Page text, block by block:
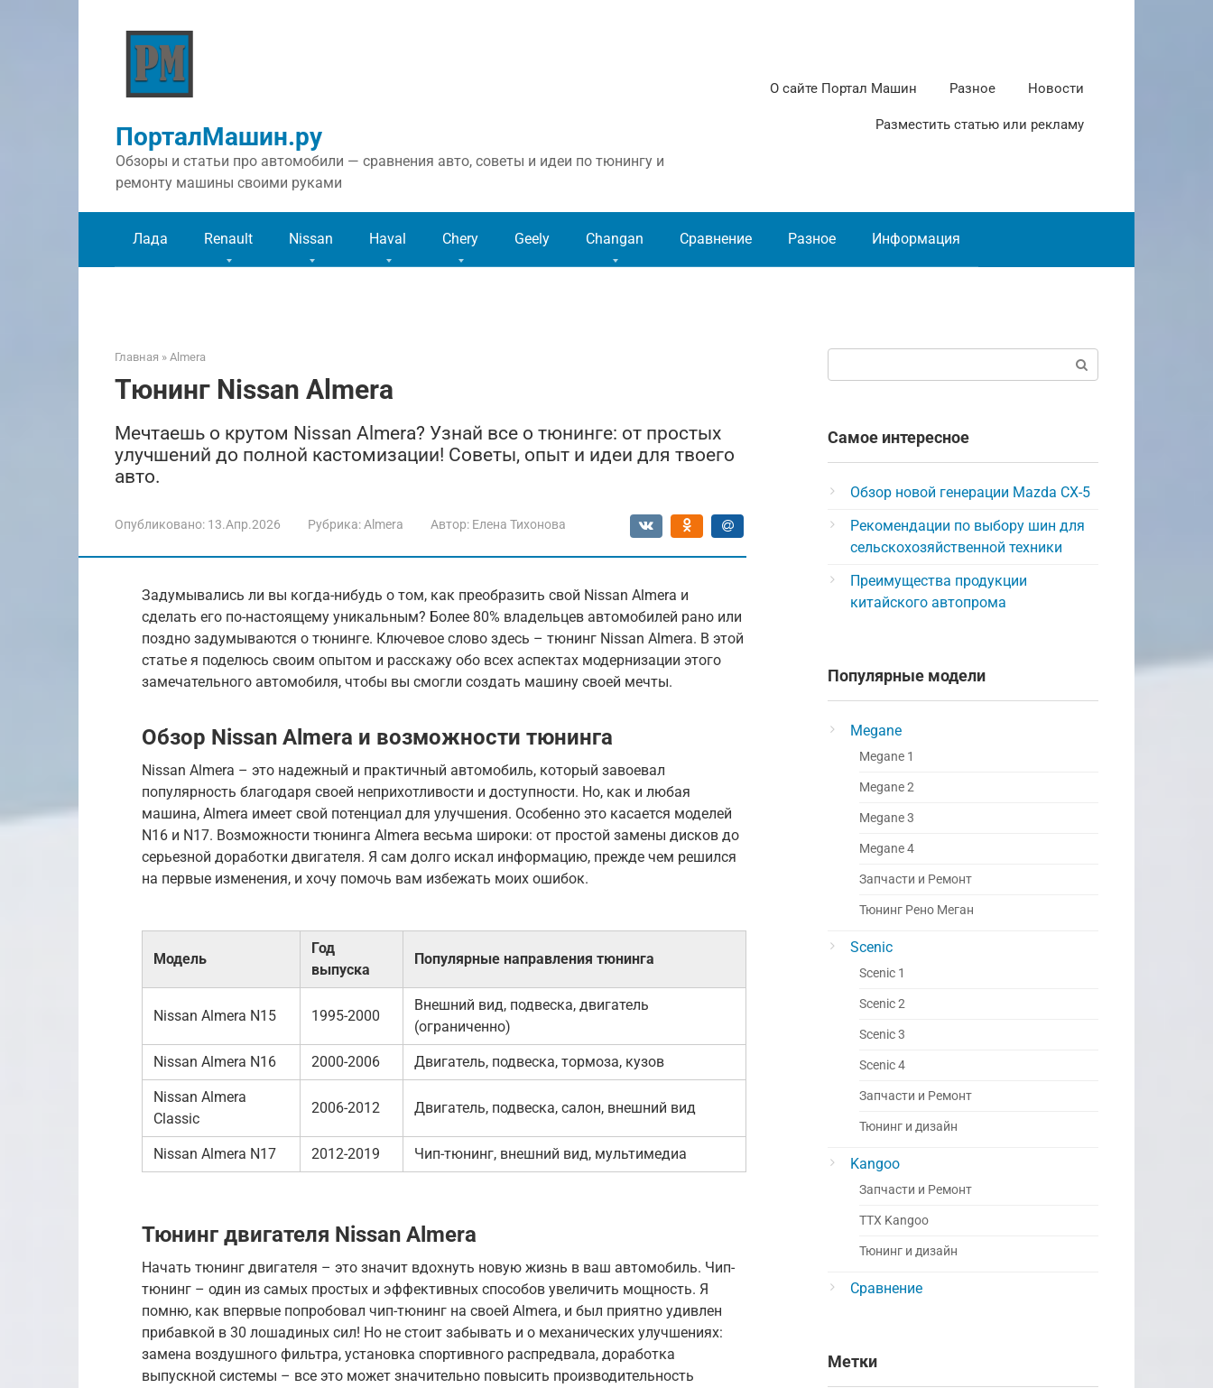
ПорталМашин.ру
Обзоры и статьи про автомобили — сравнения авто, советы и идеи по тюнингу и
ремонту машины своими руками
О сайте Портал Машин Разное Новости
Разместить статью или рекламу
Лада Renault Nissan Haval Chery Geely Changan Сравнение Разное Информация
Главная » Almera
Тюнинг Nissan Almera
Мечтаешь о крутом Nissan Almera? Узнай все о тюнинге: от простых
улучшений до полной кастомизации! Советы, опыт и идеи для твоего
авто.
Опубликовано: 13.Апр.2026 Рубрика: Almera Автор: Елена Тихонова
Задумывались ли вы когда-нибудь о том, как преобразить свой Nissan Almera и
сделать его по-настоящему уникальным? Более 80% владельцев автомобилей рано или
поздно задумываются о тюнинге. Ключевое слово здесь – тюнинг Nissan Almera. В этой
статье я поделюсь своим опытом и расскажу обо всех аспектах модернизации этого
замечательного автомобиля, чтобы вы смогли создать машину своей мечты.
Обзор Nissan Almera и возможности тюнинга
Nissan Almera – это надежный и практичный автомобиль, который завоевал
популярность благодаря своей неприхотливости и доступности. Но, как и любая
машина, Almera имеет свой потенциал для улучшения. Особенно это касается моделей
N16 и N17. Возможности тюнинга Almera весьма широки: от простой замены дисков до
серьезной доработки двигателя. Я сам долго искал информацию, прежде чем решился
на первые изменения, и хочу помочь вам избежать моих ошибок.
Модель
Год
выпуска
Популярные направления тюнинга
Nissan Almera N15 1995-2000
Внешний вид, подвеска, двигатель
(ограниченно)
Nissan Almera N16 2000-2006 Двигатель, подвеска, тормоза, кузов
Nissan Almera
Classic
2006-2012 Двигатель, подвеска, салон, внешний вид
Nissan Almera N17 2012-2019 Чип-тюнинг, внешний вид, мультимедиа
Тюнинг двигателя Nissan Almera
Начать тюнинг двигателя – это значит вдохнуть новую жизнь в ваш автомобиль. Чип-
тюнинг – один из самых простых и эффективных способов увеличить мощность. Я
помню, как впервые попробовал чип-тюнинг на своей Almera, и был приятно удивлен
прибавкой в 30 лошадиных сил! Но не стоит забывать и о механических улучшениях:
замена воздушного фильтра, установка спортивного распредвала, доработка
выпускной системы – все это может значительно повысить производительность
Самое интересное
Обзор новой генерации Mazda CX-5
Рекомендации по выбору шин для
сельскохозяйственной техники
Преимущества продукции
китайского автопрома
Популярные модели
Megane
Megane 1
Megane 2
Megane 3
Megane 4
Запчасти и Ремонт
Тюнинг Рено Меган
Scenic
Scenic 1
Scenic 2
Scenic 3
Scenic 4
Запчасти и Ремонт
Тюнинг и дизайн
Kangoo
Запчасти и Ремонт
ТТХ Kangoo
Тюнинг и дизайн
Сравнение
Метки